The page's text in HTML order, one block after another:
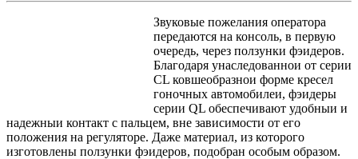
Звуковые пожелания оператора
передаются на консоль, в первую
очередь, через ползунки фэидеров.
Благодаря унаследованнои от серии
CL ковшеобразнои форме кресел
гоночных автомобилеи, фэидеры
серии QL обеспечивают удобныи и
надежныи контакт с пальцем, вне зависимости от его
положения на регуляторе. Даже материал, из которого
изготовлены ползунки фэидеров, подобран особым образом.